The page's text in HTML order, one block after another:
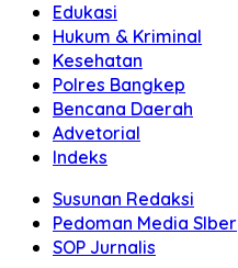
Edukasi
Hukum & Kriminal
Kesehatan
Polres Bangkep
Bencana Daerah
Advetorial
Indeks
Susunan Redaksi
Pedoman Media SIber
SOP Jurnalis